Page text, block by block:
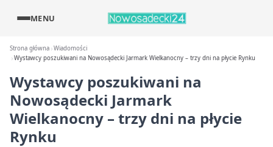
MENU
Strona główna Wiadomości
Wystawcy poszukiwani na Nowosądecki Jarmark Wielkanocny – trzy dni na płycie Rynku
Wystawcy poszukiwani na
Nowosądecki Jarmark
Wielkanocny – trzy dni na płycie
Rynku